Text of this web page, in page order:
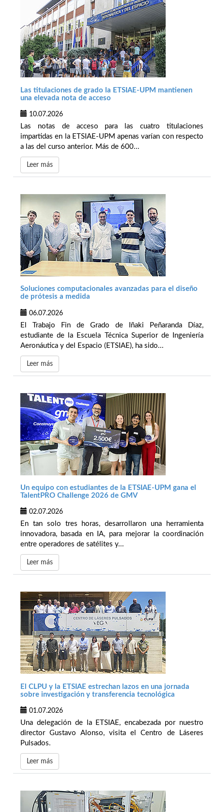
Las titulaciones de grado la ETSIAE-UPM mantienen
una elevada nota de acceso
10.07.2026
Las notas de acceso para las cuatro titulaciones
impartidas en la ETSIAE-UPM apenas varían con respecto
a las del curso anterior. Más de 600...
Leer más
Soluciones computacionales avanzadas para el diseño
de prótesis a medida
06.07.2026
El Trabajo Fin de Grado de Iñaki Peñaranda Díaz,
estudiante de la Escuela Técnica Superior de Ingeniería
Aeronáutica y del Espacio (ETSIAE), ha sido...
Leer más
Un equipo con estudiantes de la ETSIAE-UPM gana el
TalentPRO Challenge 2026 de GMV
02.07.2026
En tan solo tres horas, desarrollaron una herramienta
innovadora, basada en IA, para mejorar la coordinación
entre operadores de satélites y...
Leer más
El CLPU y la ETSIAE estrechan lazos en una jornada
sobre investigación y transferencia tecnológica
01.07.2026
Una delegación de la ETSIAE, encabezada por nuestro
director Gustavo Alonso, visita el Centro de Láseres
Pulsados.
Leer más